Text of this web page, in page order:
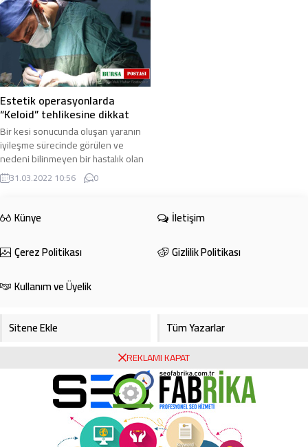
Estetik operasyonlarda
“Keloid” tehlikesine dikkat
Bir kesi sonucunda oluşan yaranın
iyileşme sürecinde görülen ve
nedeni bilinmeyen bir hastalık olan
Keloid, aşırı hücre üretimi sonucunda
ortaya ...
31.03.2022 10:56 0
Künye
İletişim
Çerez Politikası
Gizlilik Politikası
Kullanım ve Üyelik
Sitene Ekle
Tüm Yazarlar
Foto Galeri
Video Galeri
Bursa Haberleri
Bursa Hava Durumu
Bursaspor
REKLAMI KAPAT